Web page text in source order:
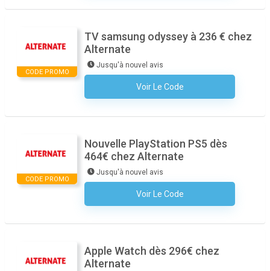
CODE PROMO
TV samsung odyssey à 236 € chez
Alternate
Jusqu'à nouvel avis
Voir Le Code
Aucun Code N'est Nécessaire
CODE PROMO
Nouvelle PlayStation PS5 dès
464€ chez Alternate
Jusqu'à nouvel avis
Voir Le Code
Aucun Code N'est Nécessaire
Apple Watch dès 296€ chez
Alternate